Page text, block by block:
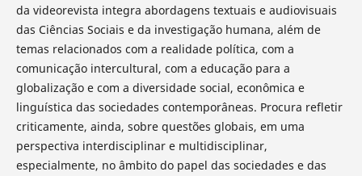
da videorevista integra abordagens textuais e audiovisuais
das Ciências Sociais e da investigação humana, além de
temas relacionados com a realidade política, com a
comunicação intercultural, com a educação para a
globalização e com a diversidade social, econômica e
linguística das sociedades contemporâneas. Procura refletir
criticamente, ainda, sobre questões globais, em uma
perspectiva interdisciplinar e multidisciplinar,
especialmente, no âmbito do papel das sociedades e das